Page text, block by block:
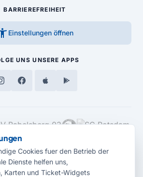
BARRIEREFREIHEIT
Einstellungen öffnen
UNS UNSERE APPS
Cookies fuer den Betrieb der
Dienste helfen uns,
Karten und Ticket-Widgets